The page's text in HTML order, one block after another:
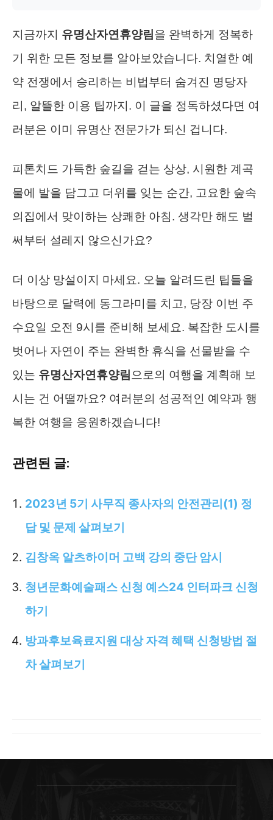
지금까지 유명산자연휴양림 을 완벽하게 정복하
기 위한 모든 정보를 알아보았습니다. 치열한 예
약 전쟁에서 승리하는 비법부터 숨겨진 명당자
리, 알뜰한 이용 팁까지. 이 글을 정독하셨다면 여
러분은 이미 유명산 전문가가 되신 겁니다.
피톤치드 가득한 숲길을 걷는 상상, 시원한 계곡
물에 발을 담그고 더위를 잊는 순간, 고요한 숲속
의집에서 맞이하는 상쾌한 아침. 생각만 해도 벌
써부터 설레지 않으신가요?
더 이상 망설이지 마세요. 오늘 알려드린 팁들을
바탕으로 달력에 동그라미를 치고, 당장 이번 주
수요일 오전 9시를 준비해 보세요. 복잡한 도시를
벗어나 자연이 주는 완벽한 휴식을 선물받을 수
있는 유명산자연휴양림 으로의 여행을 계획해 보
시는 건 어떨까요? 여러분의 성공적인 예약과 행
복한 여행을 응원하겠습니다!
관련된 글:
2023년 5기 사무직 종사자의 안전관리(1) 정
답 및 문제 살펴보기
김창옥 알츠하이머 고백 강의 중단 암시
청년문화예술패스 신청 예스24 인터파크 신청
하기
방과후보육료지원 대상 자격 혜택 신청방법 절
차 살펴보기